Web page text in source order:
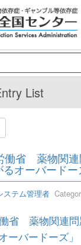
List
働省 薬物関連
オーバードー
ステム管理者
省 薬物関連問
バードーズ」